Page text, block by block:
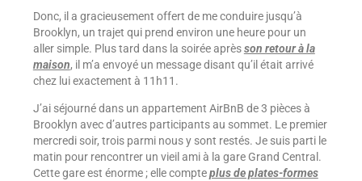
Donc, il a gracieusement offert de me conduire jusqu’à
Brooklyn, un trajet qui prend environ une heure pour un
aller simple. Plus tard dans la soirée aprèsson retour à la
maison, il m’a envoyé un message disant qu’il était arrivé
chez lui exactement à 11h11.
J’ai séjourné dans un appartement AirBnB de 3 pièces à
Brooklyn avec d’autres participants au sommet. Le premier
mercredi soir, trois parmi nous y sont restés. Je suis parti le
matin pour rencontrer un vieil ami à la gare Grand Central.
Cette gare est énorme ; elle compteplus de plates-formes